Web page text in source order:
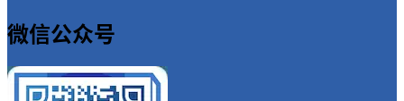
微信公众号